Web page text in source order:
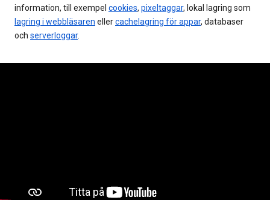
information, till exempel cookies, pixeltaggar, lokal lagring som
lagring i webbläsaren ellercachelagring för appar, databaser
och serverloggar.